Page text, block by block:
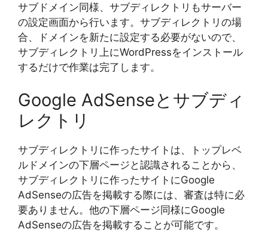
サブドメイン同様、サブディレクトリもサーバー
の設定画面から行います。サブディレクトリの場
合、ドメインを新たに設定する必要がないので、
サブディレクトリ上にWordPressをインストール
するだけで作業は完了します。
Google AdSenseとサブディ
レクトリ
サブディレクトリに作ったサイトは、トップレベ
ルドメインの下層ページと認識されることから、
サブディレクトリに作ったサイトにGoogle
AdSenseの広告を掲載する際には、審査は特に必
要ありません。他の下層ページ同様にGoogle
AdSenseの広告を掲載することが可能です。